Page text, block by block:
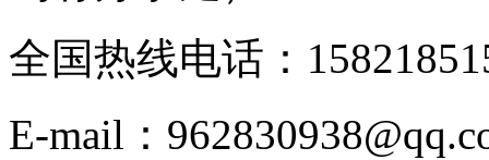
全国热线电话：
E-mail：